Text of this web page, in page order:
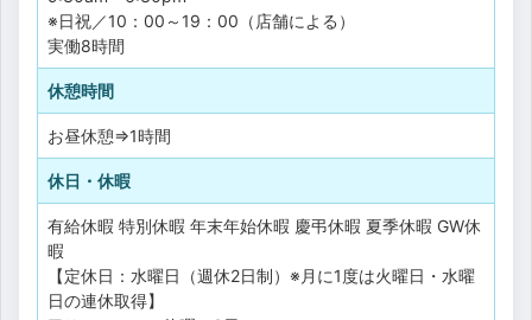
※日祝／10：00～19：00（店舗による）
実働8時間
休憩時間
お昼休憩⇒1時間
休日・休暇
有給休暇 特別休暇 年末年始休暇 慶弔休暇 夏季休暇 GW休
暇
【定休日：水曜日（週休2日制）※月に1度は火曜日・水曜
日の連休取得】